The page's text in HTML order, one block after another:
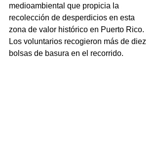
medioambiental que propicia la
recolección de desperdicios en esta
zona de valor histórico en Puerto Rico.
Los voluntarios recogieron más de diez
bolsas de basura en el recorrido.